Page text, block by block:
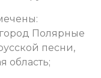
Полярные
песни,
область;